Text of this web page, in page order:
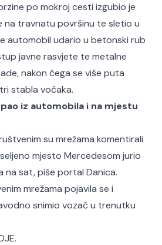
po mokroj cesti izgubio je
na travnatu površinu te sletio u
automobil udario u betonski rub
javne rasvjete te metalne
nakon čega se više puta
stabla voćaka.
iz automobila i na mjestu
su mrežama komentirali
mjesto Mercedesom jurio
na sat, piše portal Danica.
mrežama pojavila se i
snimio vozač u trenutku